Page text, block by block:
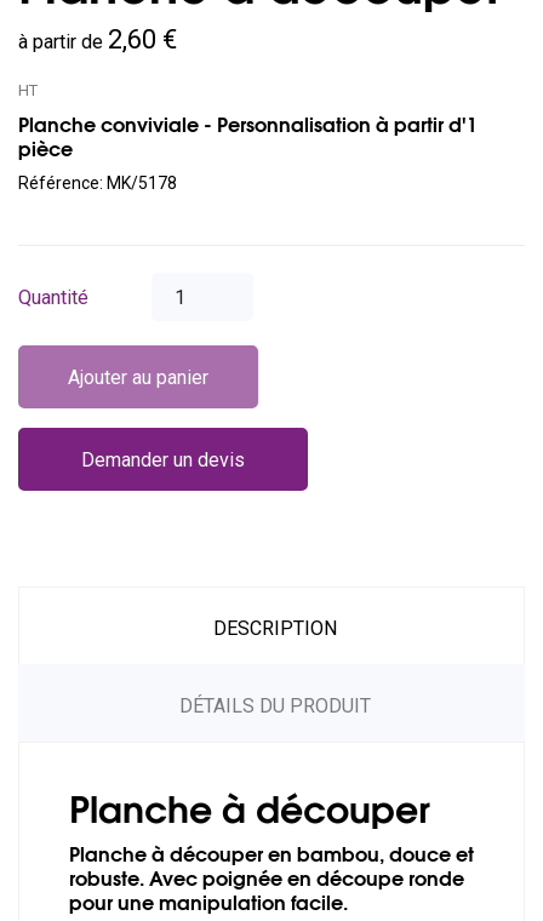
à partir de 2,60 €
HT
Planche conviviale - Personnalisation à partir d'1
pièce
Référence: MK/5178
Quantité
Ajouter au panier
Demander un devis
DESCRIPTION
DÉTAILS DU PRODUIT
Planche à découper
Planche à découper en bambou, douce et
robuste. Avec poignée en découpe ronde
pour une manipulation facile.